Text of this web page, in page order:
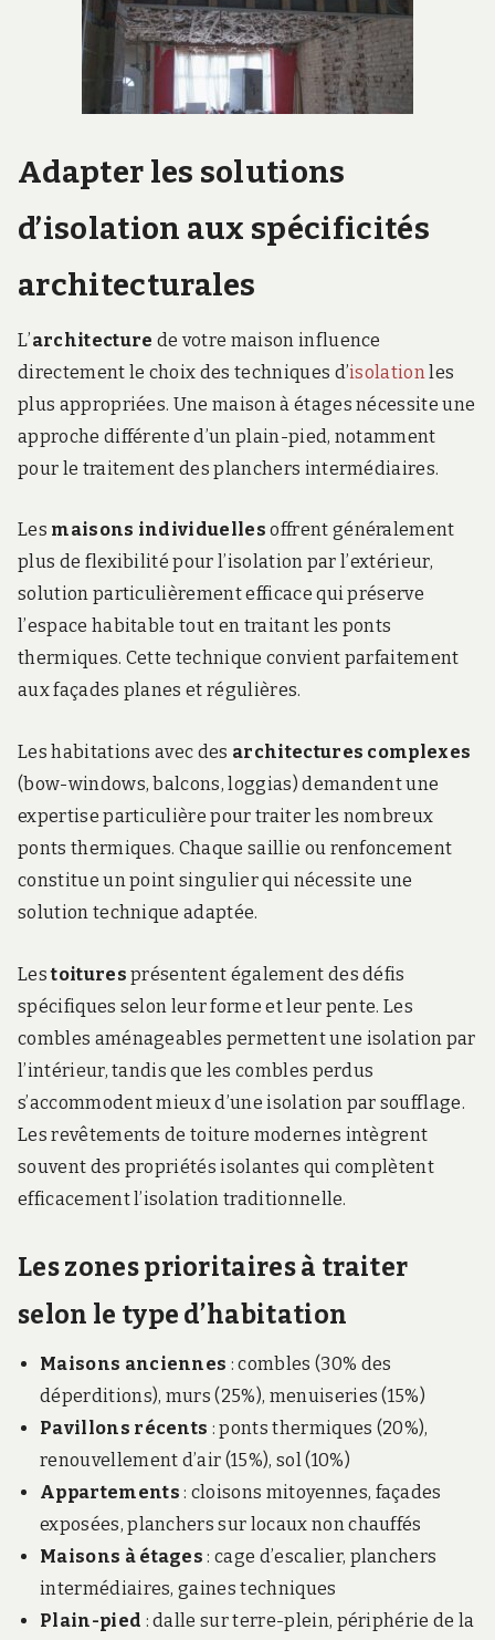
Adapter les solutions
d’isolation aux spécificités
architecturales
L’architecture de votre maison influence
directement le choix des techniques d’isolation les
plus appropriées. Une maison à étages nécessite une
approche différente d’un plain-pied, notamment
pour le traitement des planchers intermédiaires.
Les maisons individuelles offrent généralement
plus de flexibilité pour l’isolation par l’extérieur,
solution particulièrement efficace qui préserve
l’espace habitable tout en traitant les ponts
thermiques. Cette technique convient parfaitement
aux façades planes et régulières.
Les habitations avec des architectures complexes
(bow-windows, balcons, loggias) demandent une
expertise particulière pour traiter les nombreux
ponts thermiques. Chaque saillie ou renfoncement
constitue un point singulier qui nécessite une
solution technique adaptée.
Lestoitures présentent également des défis
spécifiques selon leur forme et leur pente. Les
combles aménageables permettent une isolation par
l’intérieur, tandis que les combles perdus
s’accommodent mieux d’une isolation par soufflage.
Les revêtements de toiture modernes intègrent
souvent des propriétés isolantes qui complètent
efficacement l’isolation traditionnelle.
Les zones prioritaires à traiter
selon le type d’habitation
Maisons anciennes : combles (30% des
déperditions), murs (25%), menuiseries (15%)
Pavillons récents : ponts thermiques (20%),
renouvellement d’air (15%), sol (10%)
Appartements : cloisons mitoyennes, façades
exposées, planchers sur locaux non chauffés
Maisons à étages : cage d’escalier, planchers
intermédiaires, gaines techniques
Plain-pied : dalle sur terre-plein, périphérie de la